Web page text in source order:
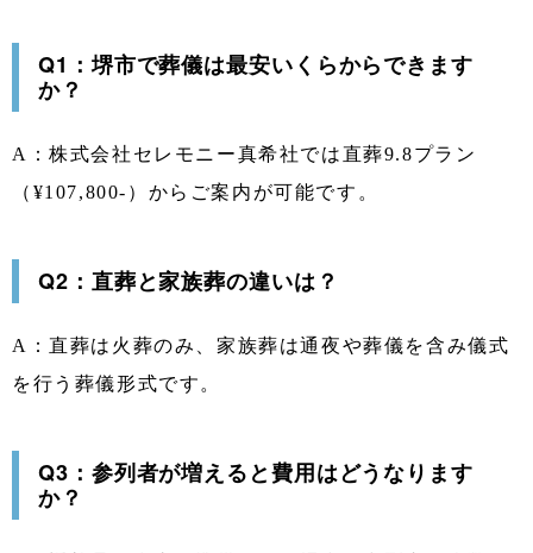
Q1：堺市で葬儀は最安いくらからできます
か？
A：株式会社セレモニー真希社では直葬9.8プラン
（¥107,800-）からご案内が可能です。
Q2：直葬と家族葬の違いは？
A：直葬は火葬のみ、家族葬は通夜や葬儀を含み儀式
を行う葬儀形式です。
Q3：参列者が増えると費用はどうなります
か？